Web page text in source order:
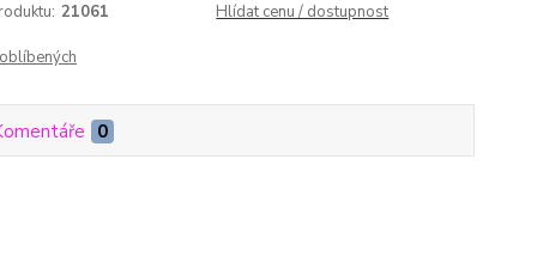
21061 Hlídat cenu / dostupnost
0